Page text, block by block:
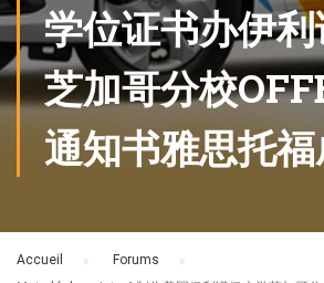
学位证书办伊
芝加哥分校
通知书雅思托
Accueil Forums